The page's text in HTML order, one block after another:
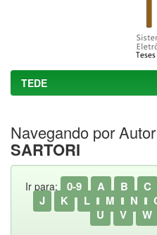
TEDE
Navegando por Autor
SARTORI
Ir para: 0-9 A B C
J
K L M N
U
V W